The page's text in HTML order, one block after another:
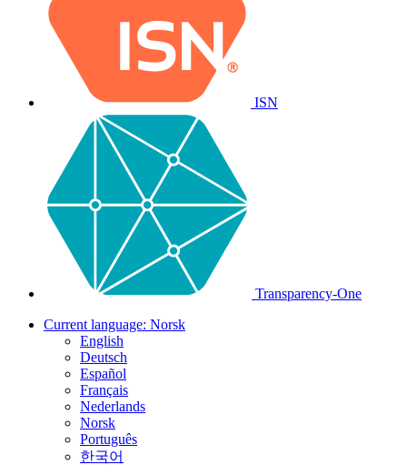
ISN
Transparency-One
Current language: Norsk
English
Deutsch
Español
Français
Nederlands
Norsk
Português
한국어